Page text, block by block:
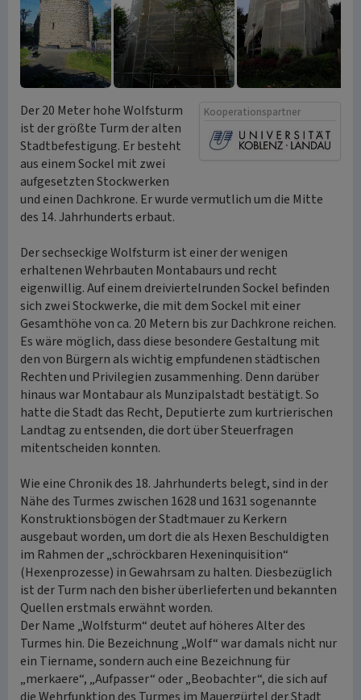
Kooperationspartner
Der 20 Meter hohe Wolfsturm
ist der größte Turm der alten
Stadtbefestigung. Er besteht
aus einem Sockel mit zwei
aufgesetzten Stockwerken
und einen Dachkrone. Er wurde vermutlich um die Mitte
des 14. Jahrhunderts erbaut.
Der sechseckige Wolfsturm ist einer der wenigen
erhaltenen Wehrbauten Montabaurs und recht
eigenwillig. Auf einem dreiviertelrunden Sockel befinden
sich zwei Stockwerke, die mit dem Sockel mit einer
Gesamthöhe von ca. 20 Metern bis zur Dachkrone reichen.
Es wäre möglich, dass diese besondere Gestaltung mit
den von Bürgern als wichtig empfundenen städtischen
Rechten und Privilegien zusammenhing. Denn darüber
hinaus war Montabaur als Munzipalstadt bestätigt. So
hatte die Stadt das Recht, Deputierte zum kurtrierischen
Landtag zu entsenden, die dort über Steuerfragen
mitentscheiden konnten.
Wie eine Chronik des 18. Jahrhunderts belegt, sind in der
Nähe des Turmes zwischen 1628 und 1631 sogenannte
Konstruktionsbögen der Stadtmauer zu Kerkern
ausgebaut worden, um dort die als Hexen Beschuldigten
im Rahmen der „schröckbaren Hexeninquisition“
(Hexenprozesse) in Gewahrsam zu halten. Diesbezüglich
ist der Turm nach den bisher überlieferten und bekannten
Quellen erstmals erwähnt worden.
Der Name „Wolfsturm“ deutet auf höheres Alter des
Turmes hin. Die Bezeichnung „Wolf“ war damals nicht nur
ein Tiername, sondern auch eine Bezeichnung für
„merkaere“, „Aufpasser“ oder „Beobachter“, die sich auf